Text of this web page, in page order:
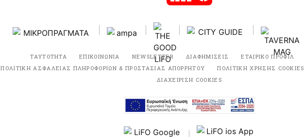
ΤΑΥΤΟΤΗΤΑ ΕΠΙΚΟΙΝΩΝΙΑ NEWSLETTER ΔΙΑΦΗΜΙΣΕΙΣ ΕΤΑΙΡΙΚΟ ΠΡΟΦΙΛ
ΠΟΛΙΤΙΚΗ ΑΣΦΑΛΕΙΑΣ ΠΛΗΡΟΦΟΡΙΩΝ & ΠΡΟΣΤΑΣΙΑΣ ΑΠΟΡΡΗΤΟΥ
ΠΟΛΙΤΙΚΗ ΧΡΗΣΗΣ COOKIES
ΔΙΑΧΕΙΡΙΣΗ COOKIES